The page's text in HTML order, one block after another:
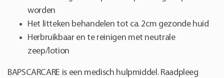
worden
Het litteken behandelen tot ca. 2cm gezonde huid
Herbruikbaar en te reinigen met neutrale
zeep/lotion
BAPSCARCARE is een medisch hulpmiddel. Raadpleeg